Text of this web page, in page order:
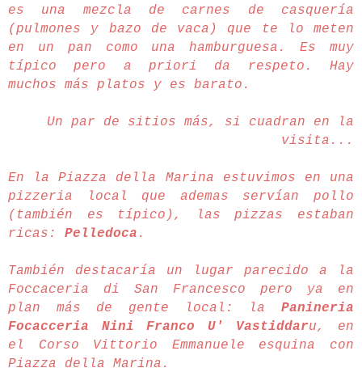
es una mezcla de carnes de casquería
(pulmones y bazo de vaca) que te lo meten
en un pan como una hamburguesa. Es muy
típico pero a priori da respeto. Hay
muchos más platos y es barato.
Un par de sitios más, si cuadran en la
visita...
En la Piazza della Marina estuvimos en una
pizzeria local que ademas servían pollo
(también es típico), las pizzas estaban
ricas: Pelledoca .
También destacaría un lugar parecido a la
Foccaceria di San Francesco pero ya en
plan más de gente local: la Panineria
Focacceria Nini Franco U' Vastiddaru, en
el Corso Vittorio Emmanuele esquina con
Piazza della Marina.